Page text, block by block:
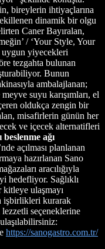
bireylerin ihtiyaçlarına
dinamik bir olgu
Caner Bayıralan,
/ ‘Your Style, Your
uygun yiyecekleri
tezgahta bulunan
Bunun
ambalajlanan;
suyu karışımları, el
oldukça zengin bir
misafirlerin günün her
ve içecek alternatifleri
beslenme ağı
açılması planlanan
hazırlanan Sano
aracılığıyla
hedefliyor. Sağlıklı
ulaşmayı
işbirlikleri kurarak
seçeneklerine
https://sanogastro.com.tr/